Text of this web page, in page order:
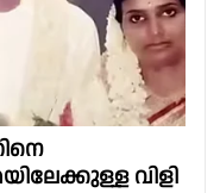
വിളി